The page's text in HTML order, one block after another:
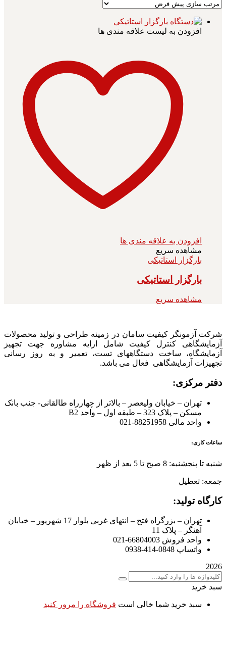
افزودن به لیست علاقه مندی ها
افزودن به علاقه مندی ها
مشاهده سریع
بارگزار استاتیکی
بارگزار استاتیکی
مشاهده سریع
شرکت آزمونگر کیفیت سامان در زمینه طراحی و تولید محصولات
آزمایشگاهی کنترل کیفیت شامل ارایه مشاوره جهت تجهیز
آزمایشگاه، ساخت دستگاههای تست، تعمیر و به روز رسانی
تجهیزات آزمایشگاهی فعال می باشد.
دفتر مرکزی:
تهران – خیابان ولیعصر – بالاتر از چهارراه طالقانی- جنب بانک
مسکن – پلاک 323 – طبقه اول – واحد B2
واحد مالی 88251958-021
ساعات کاری:
شنبه تا پنجشنبه: 8 صبح تا 5 بعد از ظهر
جمعه: تعطیل
کارگاه تولید:
تهران – بزرگراه فتح – انتهای غربی بلوار 17 شهریور – خیابان
آهنگر – پلاک 11
واحد فروش 66804003-021
واتساپ 0848-414-0938
2026
سبد خرید
سبد خرید شما خالی است فروشگاه را مرور کنید